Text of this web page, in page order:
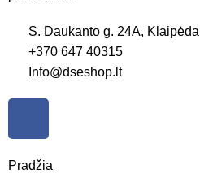
S. Daukanto g. 24A, Klaipėda
+370 647 40315
Info@dseshop.lt
Pradžia